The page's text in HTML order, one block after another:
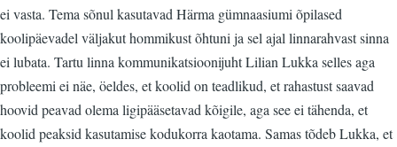
ei vasta. Tema sõnul kasutavad Härma gümnaasiumi õpilased
koolipäevadel väljakut hommikust õhtuni ja sel ajal linnarahvast sinna
ei lubata. Tartu linna kommunikatsioonijuht Lilian Lukka selles aga
probleemi ei näe, öeldes, et koolid on teadlikud, et rahastust saavad
hoovid peavad olema ligipääsetavad kõigile, aga see ei tähenda, et
koolid peaksid kasutamise kodukorra kaotama. Samas tõdeb Lukka, et